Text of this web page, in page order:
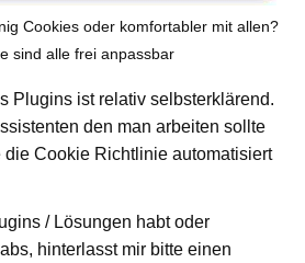
Cookies oder komfortabler mit allen?
sind alle frei anpassbar
Plugins ist relativ selbsterklärend.
den man arbeiten sollte
die Cookie Richtlinie automatisiert
/ Lösungen habt oder
hinterlasst mir bitte einen